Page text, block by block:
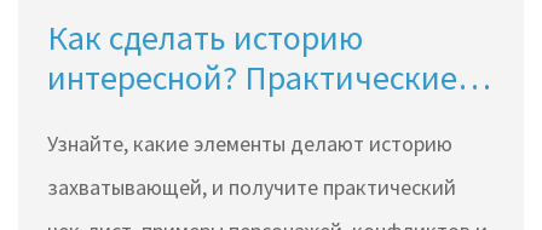
Как сделать историю
интересной? Практические
сторителлингу
Узнайте, какие элементы делают историю
захватывающей, и получите практический